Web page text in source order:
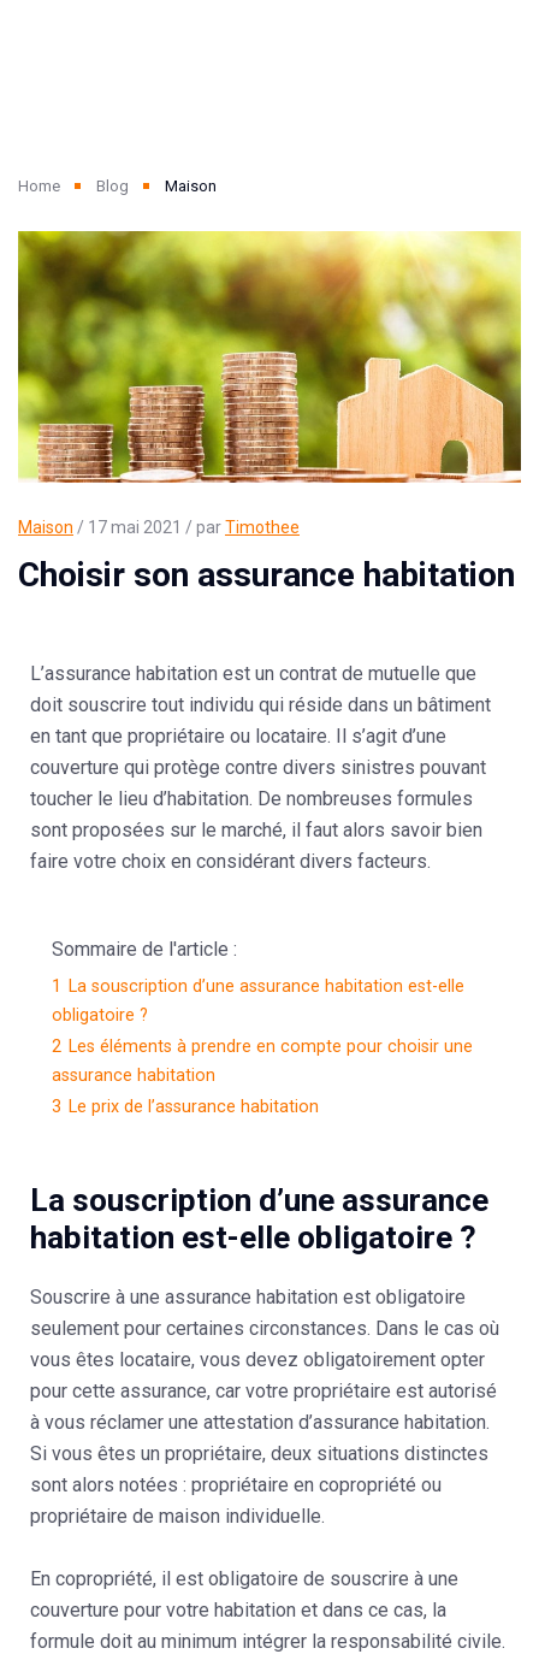
Home Blog Maison
Maison / 17 mai 2021 / parTimothee
Choisir son assurance habitation
L’assurance habitation est un contrat de mutuelle que
doit souscrire tout individu qui réside dans un bâtiment
en tant que propriétaire ou locataire. Il s’agit d’une
couverture qui protège contre divers sinistres pouvant
toucher le lieu d’habitation. De nombreuses formules
sont proposées sur le marché, il faut alors savoir bien
faire votre choix en considérant divers facteurs.
Sommaire de l'article :
1
La souscription d’une assurance habitation est-elle
obligatoire ?
2 Les éléments à prendre en compte pour choisir une
assurance habitation
3 Le prix de l’assurance habitation
La souscription d’une assurance
habitation est-elle obligatoire ?
Souscrire à une assurance habitation est obligatoire
seulement pour certaines circonstances. Dans le cas où
vous êtes locataire, vous devez obligatoirement opter
pour cette assurance, car votre propriétaire est autorisé
à vous réclamer une attestation d’assurance habitation.
Si vous êtes un propriétaire, deux situations distinctes
sont alors notées : propriétaire en copropriété ou
propriétaire de maison individuelle.
En copropriété, il est obligatoire de souscrire à une
couverture pour votre habitation et dans ce cas, la
formule doit au minimum intégrer la responsabilité civile.